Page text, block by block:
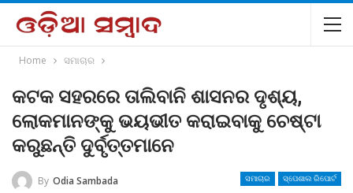
Home ସମାଚାର
କଟକ ସହରରେ ତାଲିବାନି ଶାସନର ଦୃଶ୍ୟ,
ଲୋକମାନଙ୍କୁ ଭୟଭୀତ କରାଇବାକୁ ଚେଷ୍ଟା
କରୁଛନ୍ତି ଦୁର୍ବୃତ୍ତମାନେ
ସମାଚାର ସ୍ପେଶାଲ ରିପୋର୍ଟ
By Odia Sambada